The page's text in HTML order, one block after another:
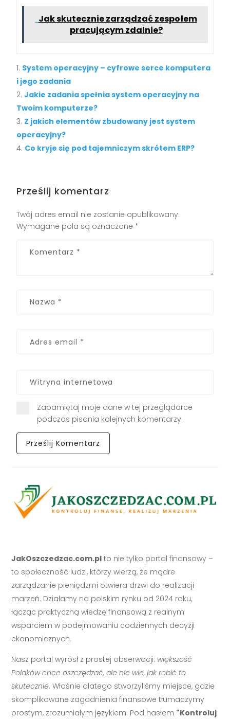
Jak skutecznie zarządzać zespołem
pracującym zdalnie?
System operacyjny – cyfrowe serce komputera
i jego zadania
Jakie zadania spełnia system operacyjny na
Twoim komputerze?
Z jakich elementów zbudowany jest system
operacyjny?
Co kryje się pod tajemniczym skrótem ERP?
Prześlij komentarz
Twój adres email nie zostanie opublikowany.
Wymagane pola są oznaczone *
Zapamiętaj moje dane w tej przeglądarce
podczas pisania kolejnych komentarzy.
JakOszczedzac.com.pl to nie tylko portal finansowy –
to społeczność ludzi, którzy wierzą, że mądre
zarządzanie pieniędzmi otwiera drzwi do realizacji
marzeń. Działamy na polskim rynku od 2024 roku,
łącząc praktyczną wiedzę finansową z realnym
wsparciem w podejmowaniu codziennych decyzji
ekonomicznych.
Nasz portal wyrósł z prostej obserwacji: większość
Polaków chce oszczędzać, ale nie wie, jak robić to
skutecznie. Właśnie dlatego stworzyliśmy miejsce, gdzie
skomplikowane zagadnienia finansowe tłumaczymy
prostym, zrozumiałym językiem. Pod hasłem "Kontroluj